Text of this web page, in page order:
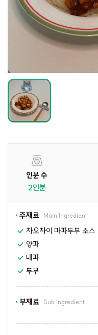
인분 수
2인분
주재료 Main Ingredient
차오차이 마파두부 소스
양파
대파
두부
부재료 Sub Ingredient